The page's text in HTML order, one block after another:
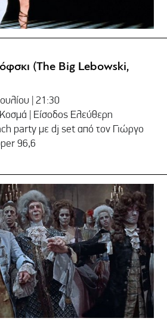
(The Big Lebowski,
| 21:30
| Είσοδος Ελεύθερη
party με dj set από τον Γιώργο
96,6